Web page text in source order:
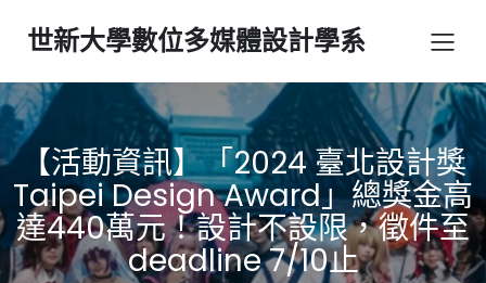
世新大學數位多媒體設計學系
【活動資訊】「2024 臺北設計獎
Taipei Design Award」總獎金高
達440萬元！設計不設限，徵件至
deadline 7/10止